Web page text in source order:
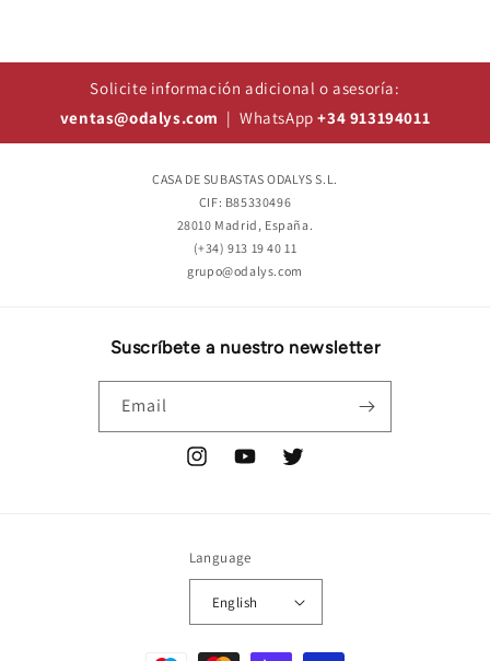
Solicite información adicional o asesoría:
ventas@odalys.com | WhatsApp+34 913194011
CASA DE SUBASTAS ODALYS S.L.
CIF: B85330496
28010 Madrid, España.
(+34) 913 19 40 11
grupo@odalys.com
Suscríbete a nuestro newsletter
Email
InstagramYouTubeTwitter
Language
English
Payment